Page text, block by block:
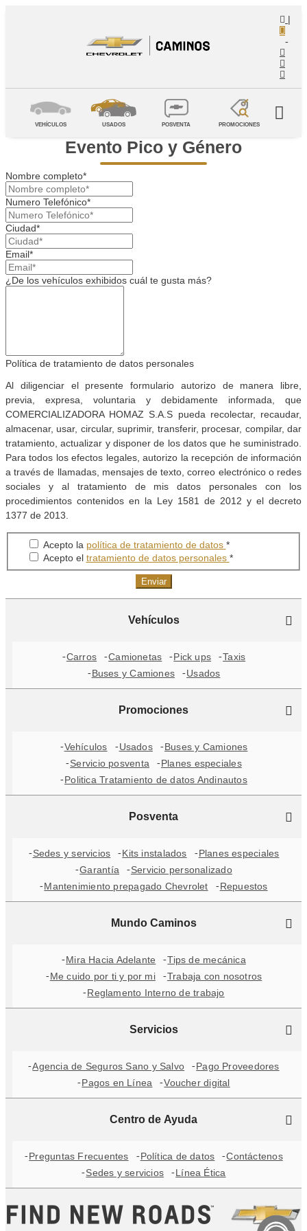
|
-
VEHÍCULOS USADOS POSVENTA PROMOCIONES
Evento Pico y Género
Nombre completo*
Numero Telefónico*
Ciudad*
Email*
¿De los vehículos exhibidos cuál te gusta más?
Política de tratamiento de datos personales
Al diligenciar el presente formulario autorizo de manera libre,
previa, expresa, voluntaria y debidamente informada, que
COMERCIALIZADORA HOMAZ S.A.S pueda recolectar, recaudar,
almacenar, usar, circular, suprimir, transferir, procesar, compilar, dar
tratamiento, actualizar y disponer de los datos que he suministrado.
Para todos los efectos legales, autorizo la recepción de información
a través de llamadas, mensajes de texto, correo electrónico o redes
sociales y al tratamiento de mis datos personales con los
procedimientos contenidos en la Ley 1581 de 2012 y el decreto
1377 de 2013.
Acepto la política de tratamiento de datos *
Acepto el tratamiento de datos personales *
Enviar
Vehículos
Carros Camionetas Pick ups
Taxis
Buses y Camiones
Usados
Promociones
Vehículos Usados
Buses y Camiones
Servicio posventa
Planes especiales
Politica Tratamiento de datos Andinautos
Posventa
Sedes y servicios Kits instalados
Planes especiales
Garantía
Servicio personalizado
Mantenimiento prepagado Chevrolet
Repuestos
Mundo Caminos
Mira Hacia Adelante
Tips de mecánica
Me cuido por ti y por mi
Trabaja con nosotros
Reglamento Interno de trabajo
Servicios
Agencia de Seguros Sano y Salvo
Pago Proveedores
Pagos en Línea
Voucher digital
Centro de Ayuda
Preguntas Frecuentes Política de datos
Contáctenos
Sedes y servicios
Línea Ética